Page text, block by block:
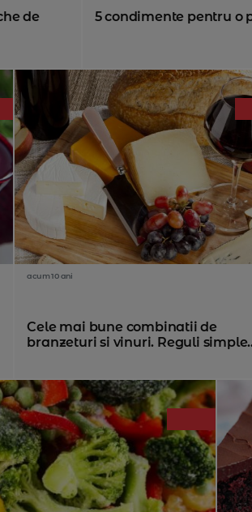
de
5 condimente pentru o
acum 10 ani
Cele mai bune combinatii de
branzeturi si vinuri. Reguli